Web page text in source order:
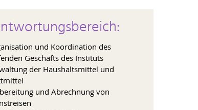
und Koordination des
Geschäfts des Instituts
der Haushaltsmittel und
und Abrechnung von